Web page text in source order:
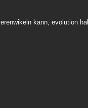
kann, evolution